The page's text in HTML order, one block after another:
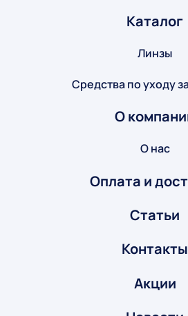
Каталог
Линзы
Средства по уходу
О
О нас
Оплата и
Статьи
Контакты
Акции